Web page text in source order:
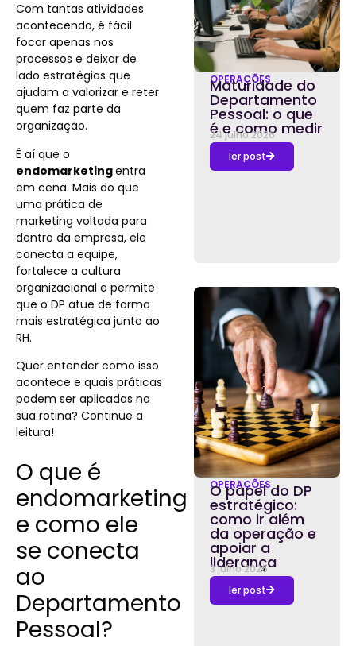
Com tantas atividades
acontecendo, é fácil
focar apenas nos
processos e deixar de
lado estratégias que
ajudam a valorizar e reter
quem faz parte da
organização.
É aí que o
endomarketingentra
em cena. Mais do que
uma prática de
marketing voltada para
dentro da empresa, ele
conecta a equipe,
fortalece a cultura
organizacional e permite
que o DP atue de forma
mais estratégica junto ao
RH.
Quer entender como isso
acontece e quais práticas
podem ser aplicadas na
sua rotina? Continue a
leitura!
O que é
endomarketing
e como ele
se conecta
ao
Departamento
Pessoal?
OPERAÇÕES
Maturidade do
Departamento
Pessoal: o que
é e como medir
24 julho 2026
ler post
OPERAÇÕES
O papel do DP
estratégico:
como ir além
da operação e
apoiar a
liderança
3 julho 2026
ler post